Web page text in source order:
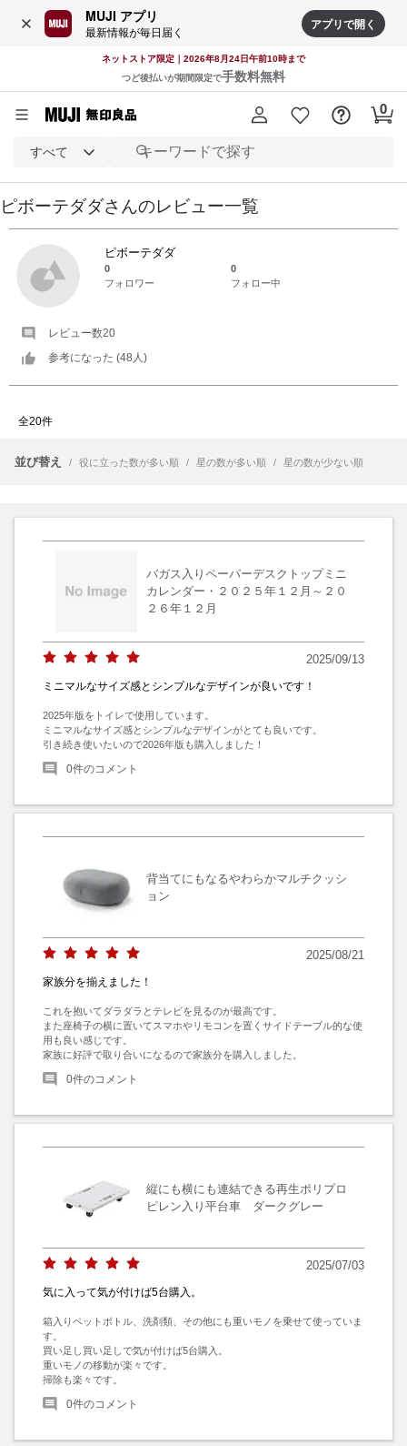
MUJI アプリ
最新情報が毎日届く アプリで開く
ネットストア限定｜2026年8月24日午前10時まで
つど後払いが期間限定で手数料無料
すべて
ピボーテダダさんのレビュー一覧
ピボーテダダ
0
0
フォロワー
フォロー中
レビュー数20
参考になった (48 人)
全20件
並び替え / 役に立った数が多い順 / 星の数が多い順 / 星の数が少ない順
バガス入りペーパーデスクトップミニ
カレンダー・２０２５年１２月～２０
２６年１２月
2025/09/13
ミニマルなサイズ感とシンプルなデザインが良いです！
2025年版をトイレで使用しています。
ミニマルなサイズ感とシンプルなデザインがとても良いです。
引き続き使いたいので2026年版も購入しました！
0件のコメント
背当てにもなるやわらかマルチクッシ
ョン
2025/08/21
家族分を揃えました！
これを抱いてダラダラとテレビを見るのが最高です。
また座椅子の横に置いてスマホやリモコンを置くサイドテーブル的な使
用も良い感じです。
家族に好評で取り合いになるので家族分を購入しました。
0件のコメント
縦にも横にも連結できる再生ポリプロ
ピレン入り平台車 ダークグレー
2025/07/03
気に入って気が付けば5台購入。
箱入りペットボトル、洗剤類、その他にも重いモノを乗せて使っていま
す。
買い足し買い足しで気が付けば5台購入。
重いモノの移動が楽々です。
掃除も楽々です。
0件のコメント